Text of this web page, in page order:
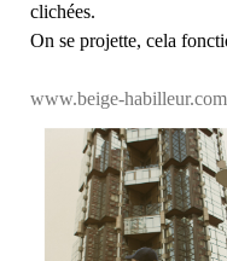
clichées.
On se projette, cela
www.beige-habilleur.com